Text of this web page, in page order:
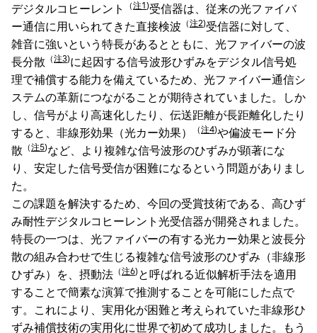
デジタルコヒーレント （注1 )受信器は、従来の光ファイバ
ー通信に用いられてきた直接検波 （注2)受信器に対して、
雑音に強いという特長があるとともに、光ファイバーの波
長分散 （注3)に起因する信号波形ひずみをデジタル信号処
理で補償する能力を備えているため、光ファイバー通信シ
ステムの革新につながることが期待されていました。しか
し、信号がより高速化したり、伝送距離が長距離化したり
すると、非線形効果（光カー効果）
（注4)や偏波モード分
散 （注5)など、より複雑な信号波形のひずみが顕著にな
り、安定した信号受信が困難になるという問題がありまし
た。
この課題を解決するため、今回の受賞技術である、高ひず
み耐性デジタルコヒーレント光受信器が開発されました。
特長の一つは、光ファイバーの有する光カー効果と波長分
散の組み合わせで生じる複雑な信号波形のひずみ（非線形
ひずみ）を、摂動法 （注6)と呼ばれる近似解析手法を適用
することで簡素な演算で推測することを可能にした点で
す。これにより、実用化が困難と考えられていた非線形ひ
ずみ補償技術の実用化に世界で初めて成功しました。もう